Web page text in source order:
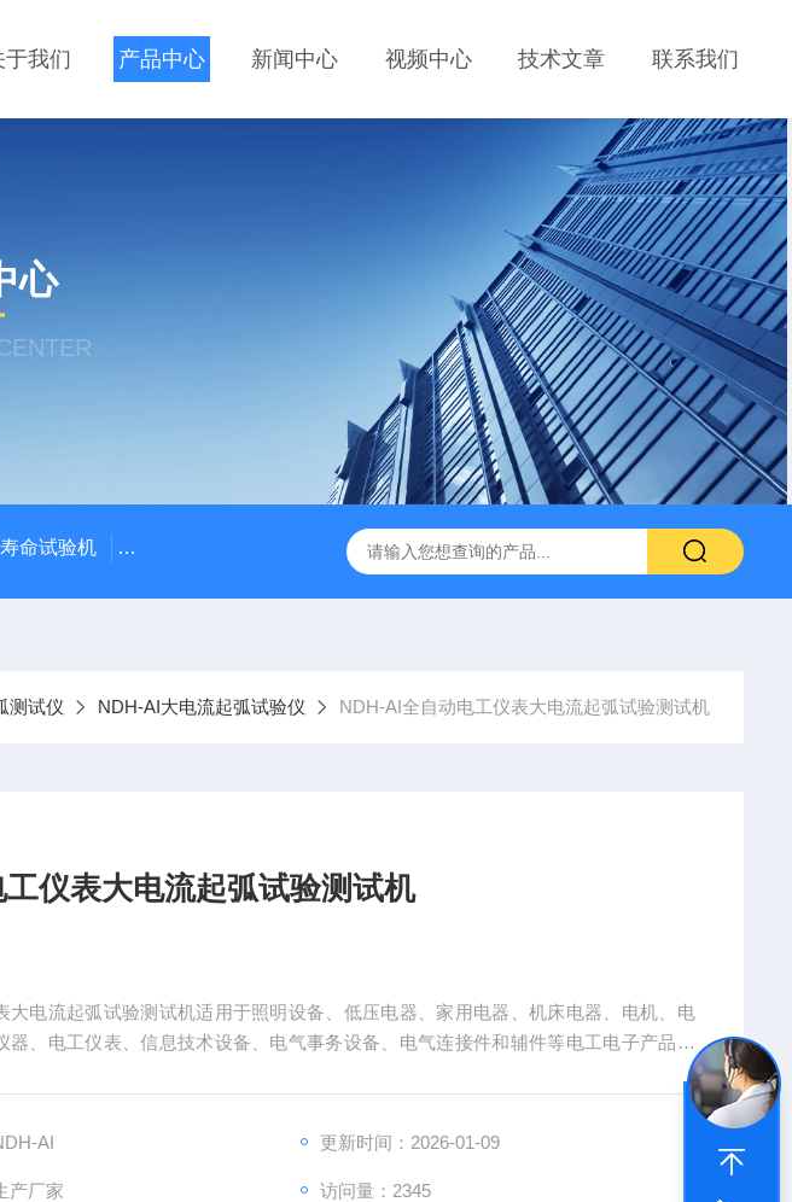
于我们 产品中心 新闻中心 视频中心 技术文章 联系我们
心
命试验机 GCDLSM-800端子高低温循环测试仪 GCDLSM-800端子电流循环寿命试
测试仪 NDH-AI大电流起弧试验仪 NDH-AI全自动电工仪表大电流起弧试验测试机
仪表大电流起弧试验测试机
大电流起弧试验测试机适用于照明设备、低压电器、家用电器、机床电器、电机、电
器、电工仪表、信息技术设备、电气事务设备、电气连接件和辅件等电工电子产品及
AI 更新时间：2026-01-09
产厂家 访问量：2345